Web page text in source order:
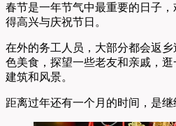
春节是一年节气中最重要的日子
得高兴与庆祝节日。
在外的务工人员，大部分都会返
色美食，探望一些老友和亲戚，
建筑和风景。
距离过年还有一个月的时间，是继